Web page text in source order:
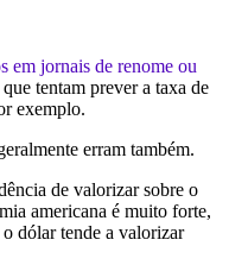
em jornais de renome ou
que tentam prever a taxa de
exemplo.
erram também.
de valorizar sobre o
americana é muito forte,
dólar tende a valorizar